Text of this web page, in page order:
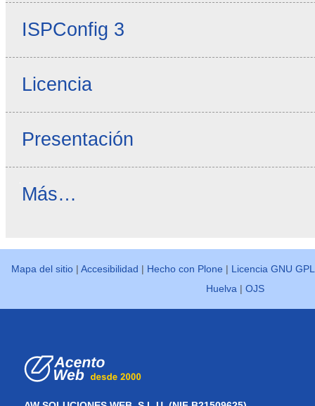
ISPConfig 3
Licencia
Presentación
Novedades
Más…
Mapa del sitio |Accesibilidad | Hecho con Plone | Licencia GNU GPL
Huelva |OJS